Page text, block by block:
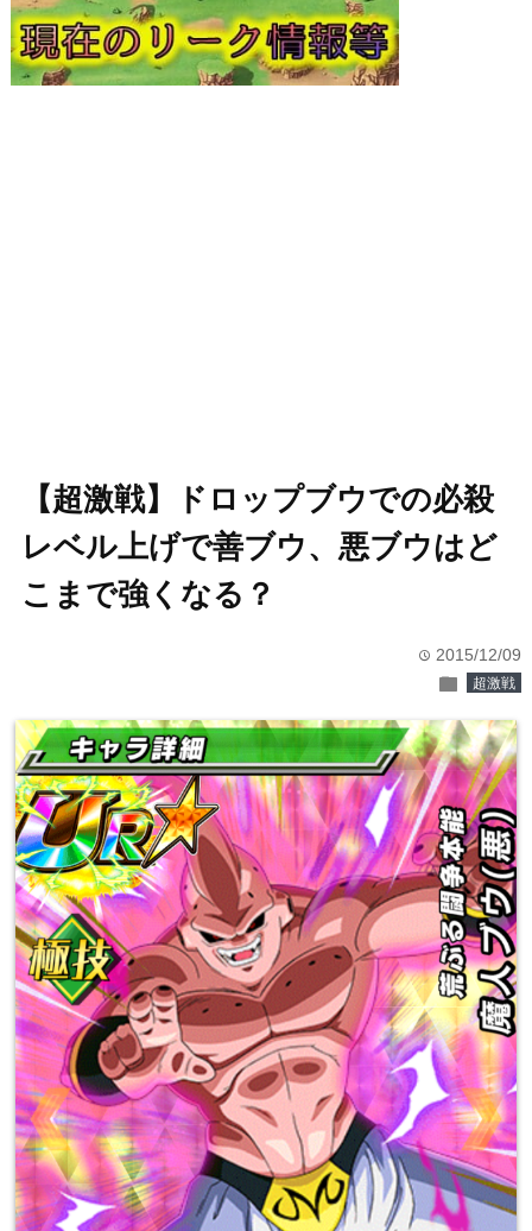
【超激戦】ドロップブウでの必殺
レベル上げで善ブウ、悪ブウはど
こまで強くなる？
time 2015/12/09
folder 超激戦